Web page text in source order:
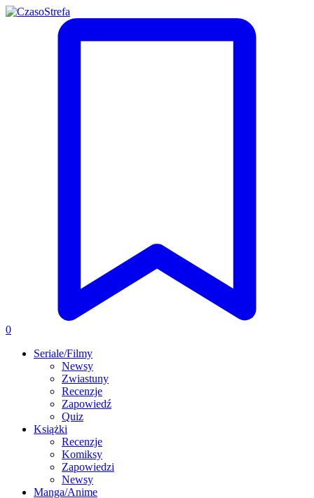
0
Seriale/Filmy
Newsy
Zwiastuny
Recenzje
Zapowiedź
Quiz
Książki
Recenzje
Komiksy
Zapowiedzi
Newsy
Manga/Anime